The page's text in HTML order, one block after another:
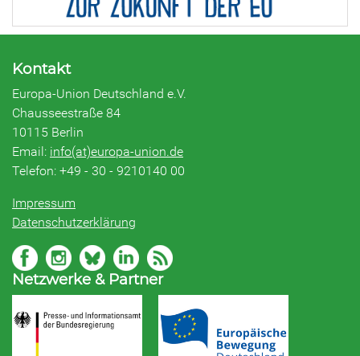
Kontakt
Europa-Union Deutschland e.V.
Chausseestraße 84
10115 Berlin
Email: info(at)europa-union.de
Telefon: +49 - 30 - 9210140 00
Impressum
Datenschutzerklärung
Netzwerke & Partner